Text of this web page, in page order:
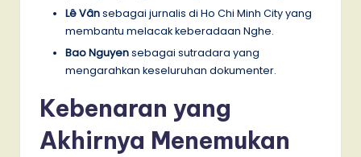
Lê Vânsebagai jurnalis di Ho Chi Minh City yang
membantu melacak keberadaan Nghe.
Bao Nguyensebagai sutradara yang
mengarahkan keseluruhan dokumenter.
Kebenaran yang
Akhirnya Menemukan